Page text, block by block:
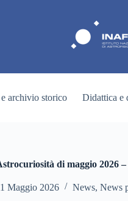
archivio storico Didattica e
di maggio 2026
Maggio 2026 News, News